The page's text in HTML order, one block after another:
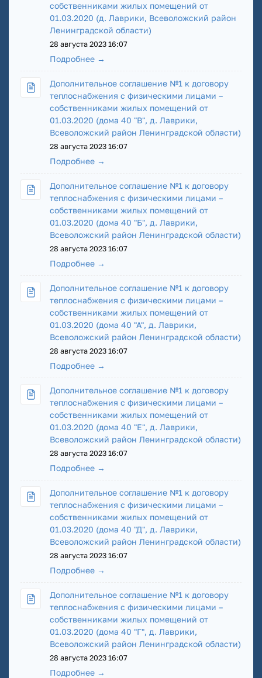
собственниками жилых помещений от
01.03.2020 (д. Лаврики, Всеволожский район
Ленинградской области)
28 августа 2023 16:07
Подробнее →
Дополнительное соглашение №1 к договору
теплоснабжения с физическими лицами –
собственниками жилых помещений от
01.03.2020 (дома 40 "В", д. Лаврики,
Всеволожский район Ленинградской области)
28 августа 2023 16:07
Подробнее →
Дополнительное соглашение №1 к договору
теплоснабжения с физическими лицами –
собственниками жилых помещений от
01.03.2020 (дома 40 "Б", д. Лаврики,
Всеволожский район Ленинградской области)
28 августа 2023 16:07
Подробнее →
Дополнительное соглашение №1 к договору
теплоснабжения с физическими лицами –
собственниками жилых помещений от
01.03.2020 (дома 40 "А", д. Лаврики,
Всеволожский район Ленинградской области)
28 августа 2023 16:07
Подробнее →
Дополнительное соглашение №1 к договору
теплоснабжения с физическими лицами –
собственниками жилых помещений от
01.03.2020 (дома 40 "Е", д. Лаврики,
Всеволожский район Ленинградской области)
28 августа 2023 16:07
Подробнее →
Дополнительное соглашение №1 к договору
теплоснабжения с физическими лицами –
собственниками жилых помещений от
01.03.2020 (дома 40 "Д", д. Лаврики,
Всеволожский район Ленинградской области)
28 августа 2023 16:07
Подробнее →
Дополнительное соглашение №1 к договору
теплоснабжения с физическими лицами –
собственниками жилых помещений от
01.03.2020 (дома 40 "Г", д. Лаврики,
Всеволожский район Ленинградской области)
28 августа 2023 16:07
Подробнее →